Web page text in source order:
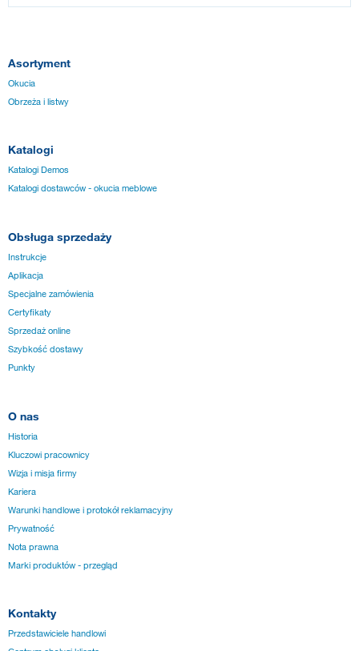
Asortyment
Okucia
Obrzeża i listwy
Katalogi
Katalogi Demos
Katalogi dostawców - okucia meblowe
Obsługa sprzedaży
Instrukcje
Aplikacja
Specjalne zamówienia
Certyfikaty
Sprzedaż online
Szybkość dostawy
Punkty
O nas
Historia
Kluczowi pracownicy
Wizja i misja firmy
Kariera
Warunki handlowe i protokół reklamacyjny
Prywatność
Nota prawna
Marki produktów - przegląd
Kontakty
Przedstawiciele handlowi